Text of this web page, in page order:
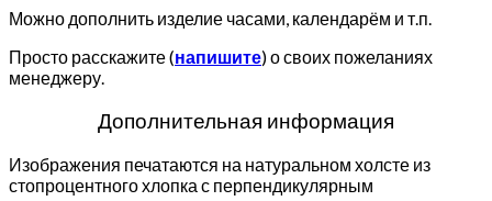
Можно дополнить изделие часами, календарём и т.п.
Просто расскажите (напишите) о своих пожеланиях
менеджеру.
Дополнительная информация
Изображения печатаются на натуральном холсте из
стопроцентного хлопка с перпендикулярным